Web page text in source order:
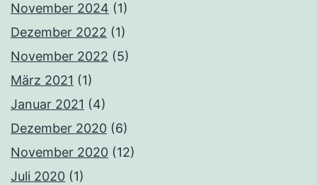
November 2024 (1)
Dezember 2022 (1)
November 2022 (5)
März 2021 (1)
Januar 2021 (4)
Dezember 2020 (6)
November 2020 (12)
Juli 2020 (1)